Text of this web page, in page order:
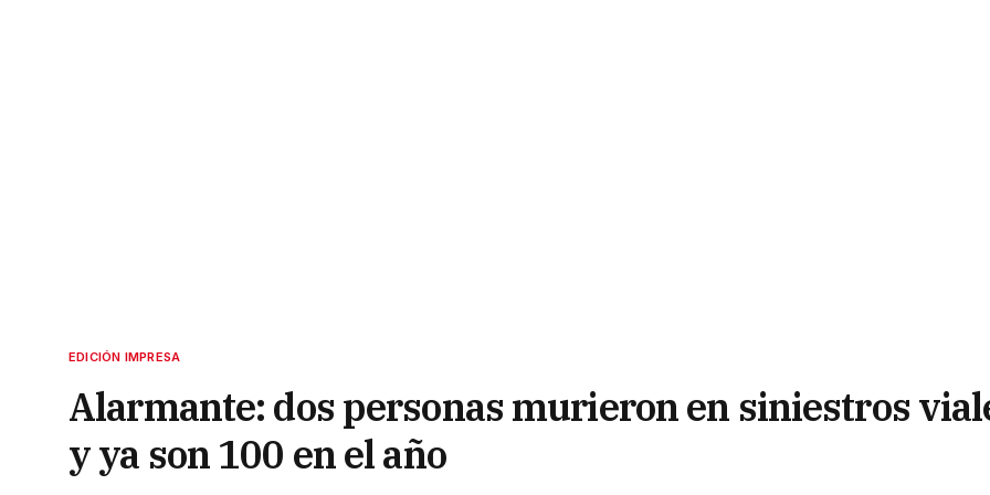
EDICIÓN IMPRESA
Alarmante: dos personas murieron en siniestros
y ya son 100 en el año